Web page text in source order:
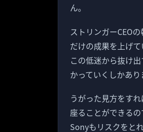
ん。
ストリンガーCEO
だけの成果を上げて
この低迷から抜け
かっていくしかあり
うがった見方をす
座ることができるの
Sonyもリスクをと